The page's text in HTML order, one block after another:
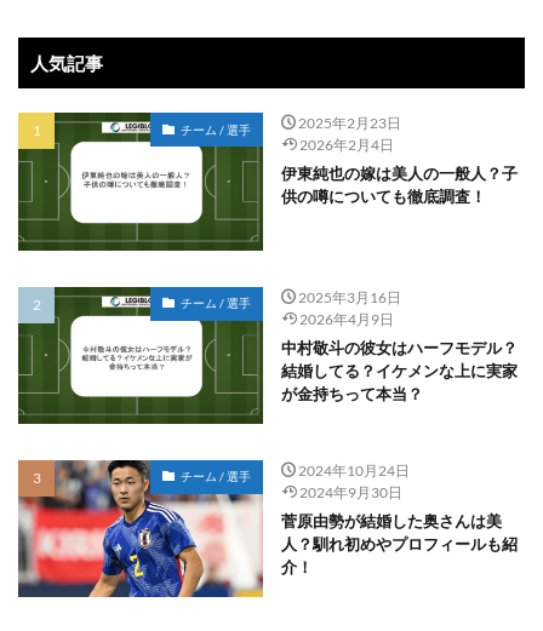
人気記事
チーム / 選手
2025年2月23日
2026年2月4日
伊東純也の嫁は美人の一般人？子
供の噂についても徹底調査！
チーム / 選手
2025年3月16日
2026年4月9日
中村敬斗の彼女はハーフモデル？
結婚してる？イケメンな上に実家
が金持ちって本当？
チーム / 選手
2024年10月24日
2024年9月30日
菅原由勢が結婚した奥さんは美
人？馴れ初めやプロフィールも紹
介！